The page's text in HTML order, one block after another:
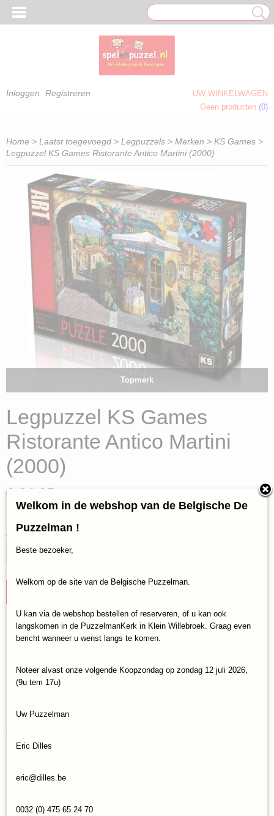
Inloggen Registreren
UW WINKELWAGEN
Geen producten (0)
Home > Laatst toegevoegd > Legpuzzels > Merken > KS Games >
Legpuzzel KS Games Ristorante Antico Martini (2000)
Topmerk
Legpuzzel KS Games
Ristorante Antico Martini
(2000)
€ 24,95
Aantal
Specificaties
KS Games-25015
EAN code
Welkom in de webshop van de Belgische De
Puzzelman !
Beste bezoeker,
Welkom op de site van de Belgische Puzzelman.
U kan via de webshop bestellen of reserveren, of u kan ook
langskomen in de PuzzelmanKerk in Klein Willebroek. Graag even
bericht wanneer u wenst langs te komen.
Noteer alvast onze volgende Koopzondag op zondag 12 juli 2026,
(9u tem 17u)
Uw Puzzelman
Eric Dilles
eric@dilles.be
0032 (0) 475 65 24 70